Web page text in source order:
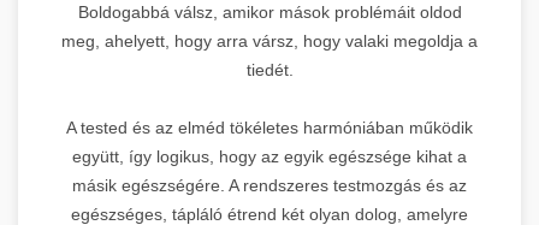
Boldogabbá válsz, amikor mások problémáit oldod
meg, ahelyett, hogy arra vársz, hogy valaki megoldja a
tiedét.
A tested és az elméd tökéletes harmóniában működik
együtt, így logikus, hogy az egyik egészsége kihat a
másik egészségére. A rendszeres testmozgás és az
egészséges, tápláló étrend két olyan dolog, amelyre